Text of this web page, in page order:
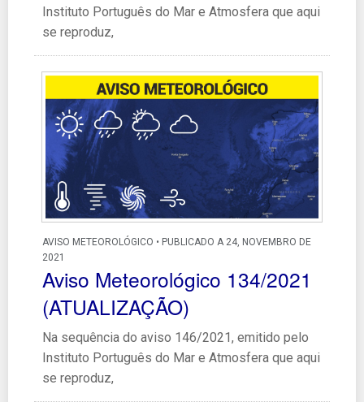
Instituto Português do Mar e Atmosfera que aqui
se reproduz,
AVISO METEOROLÓGICO • PUBLICADO A 24, NOVEMBRO DE
2021
Aviso Meteorológico 134/2021
(ATUALIZAÇÃO)
Na sequência do aviso 146/2021, emitido pelo
Instituto Português do Mar e Atmosfera que aqui
se reproduz,